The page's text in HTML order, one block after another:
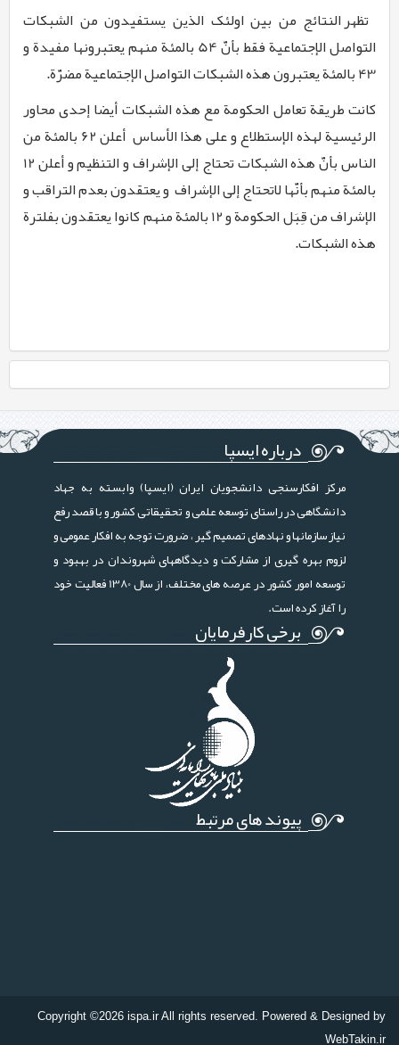
تظهر النتائج من بین اولئک الذین یستفیدون من الشبکات
التواصل الإجتماعیة فقط بأنّ 54 بالمئة منهم یعتبرونها مفیدة و
43 بالمئة یعتبرون هذه الشبکات التواصل الإجتماعیة مضرّة.
کانت طریقة تعامل الحکومة مع هذه الشبکات أیضا إحدی محاور
الرئیسیة لهذه الإستطلاع و علی هذا الأساس أعلن 62 بالمئة من
الناس بأنّ هذه الشبکات تحتاج إلی الإشراف و التنظیم و أعلن 12
بالمئة منهم بأنّها لاتحتاج إلی الإشراف و یعتقدون بعدم التراقب و
الإشراف من قِبَل الحکومة و 12 بالمئة منهم کانوا یعتقدون بفلترة
هذه الشبکات.
درباره ایسپا
مرکز افکارسنجی دانشجویان ایران (ایسپا) وابسته به جهاد
دانشگاهی در راستای توسعه علمی و تحقیقاتی کشور و با قصد رفع
نیاز سازمانها و نهادهای تصمیم گیر ، ضرورت توجه به افکار عمومی و
لزوم بهره گیری از مشارکت و دیدگاههای شهروندان در بهبود و
توسعه امور کشور در عرصه های مختلف، از سال 1380 فعالیت خود
را آغاز کرده است.
برخی کارفرمایان
پیوند های مرتبط
Copyright ©2026 ispa.ir All rights reserved. Powered & Designed by
WebTakin.ir